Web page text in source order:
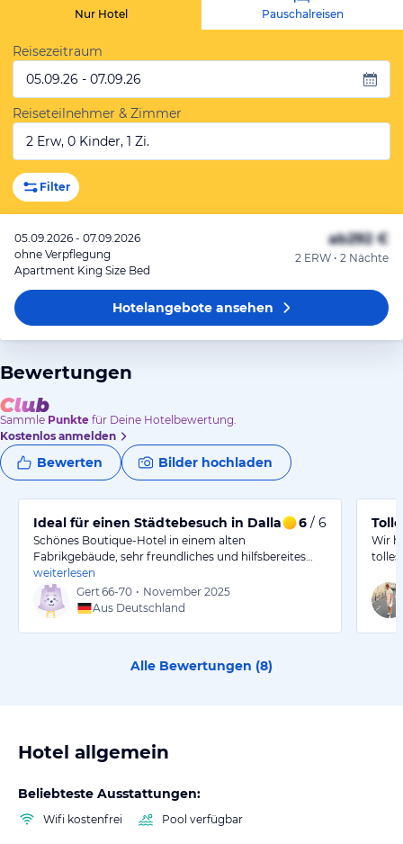
Nur Hotel Pauschalreisen
Reisezeitraum
05.09.26 - 07.09.26
Reiseteilnehmer & Zimmer
2 Erw, 0 Kinder, 1 Zi.
Filter
05.09.2026 - 07.09.2026
ohne Verpflegung
Apartment King Size Bed
ab292 €
2 ERW • 2 Nächte
Hotelangeboteansehen
Bewertungen
Sammle Punkte für Deine Hotelbewertung.
Kostenlos anmelden
Bewerten Bilder hochladen
Ideal für einen Städtebesuch in Dallas 6 / 6
Schönes Boutique-Hotel in einem alten
Fabrikgebäude, sehr freundliches und hilfsbereites…
weiterlesen
Gert 66-70 • November 2025
Aus Deutschland
Wir
tolles
Alle Bewertungen (8)
Hotel allgemein
Beliebteste Ausstattungen:
Wifi kostenfrei Pool verfügbar